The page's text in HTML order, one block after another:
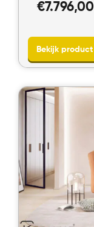
€7.796,00